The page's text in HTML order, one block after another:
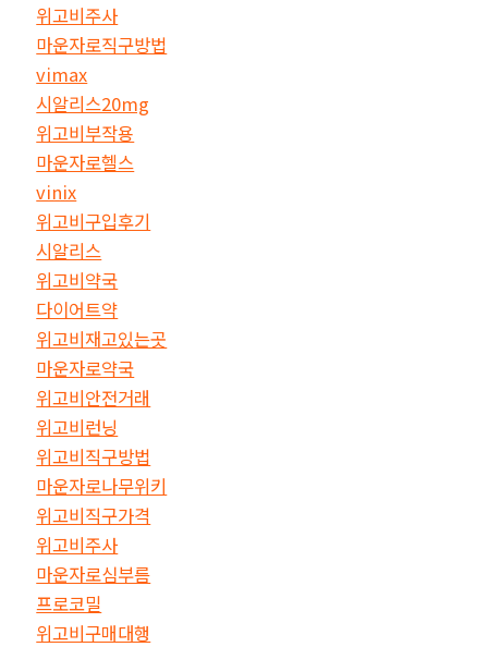
위고비주사
마운자로직구방법
vimax
시알리스20mg
위고비부작용
마운자로헬스
vinix
위고비구입후기
시알리스
위고비약국
다이어트약
위고비재고있는곳
마운자로약국
위고비안전거래
위고비런닝
위고비직구방법
마운자로나무위키
위고비직구가격
위고비주사
마운자로심부름
프로코밀
위고비구매대행